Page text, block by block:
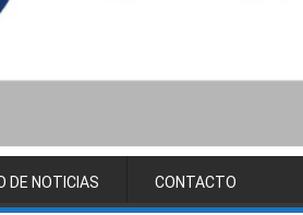
DE NOTICIAS CONTACTO